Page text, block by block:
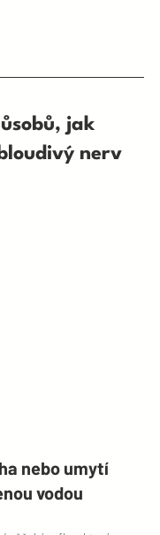
jak
nerv
nebo umytí
vodou